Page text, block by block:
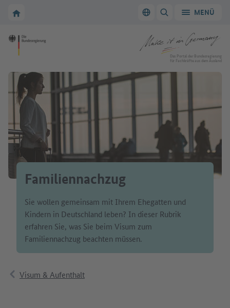
Zur Startseite von Make it in Germany Sprache wechseln
SUCHE ANZEIGEN/
MENÜ
Zur Startseite von Make it in GermanyDas Portal der Bundesregierung
für Fachkräfte aus dem Ausland
Familiennachzug
Sie wollen gemeinsam mit Ihrem Ehegatten und
Kindern in Deutschland leben? In dieser Rubrik
erfahren Sie, was Sie beim Visum zum
Familiennachzug beachten müssen.
Visum & Aufenthalt